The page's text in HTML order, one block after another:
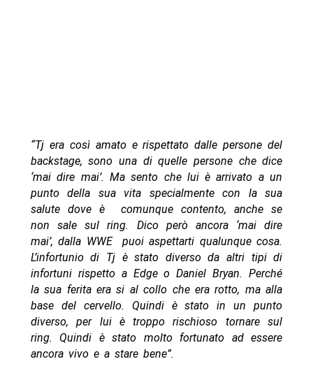
“Tj era così amato e rispettato dalle persone del
backstage, sono una di quelle persone che dice
‘mai dire mai’. Ma sento che lui è arrivato a un
punto della sua vita specialmente con la sua
salute dove è comunque contento, anche se
non sale sul ring. Dico però ancora ‘mai dire
mai’, dalla WWE puoi aspettarti qualunque cosa.
L’infortunio di Tj è stato diverso da altri tipi di
infortuni rispetto a Edge o Daniel Bryan. Perché
la sua ferita era si al collo che era rotto, ma alla
base del cervello. Quindi è stato in un punto
diverso, per lui è troppo rischioso tornare sul
ring. Quindi è stato molto fortunato ad essere
ancora vivo e a stare bene”.